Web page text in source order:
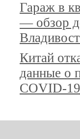
Гараж в
— обзор
Китай
данные о
COVID-19